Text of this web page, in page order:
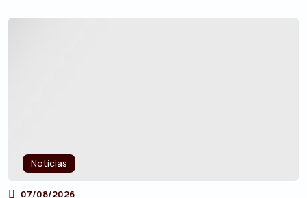
Notícias
07/08/2026